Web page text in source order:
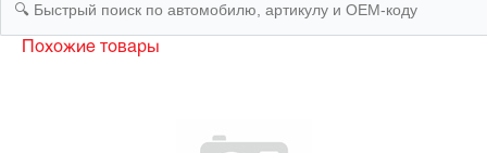
Похожие товары